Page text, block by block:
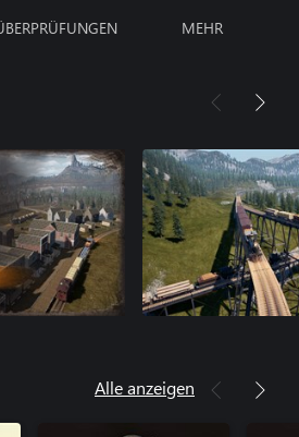
MEHR
Alle anzeigen